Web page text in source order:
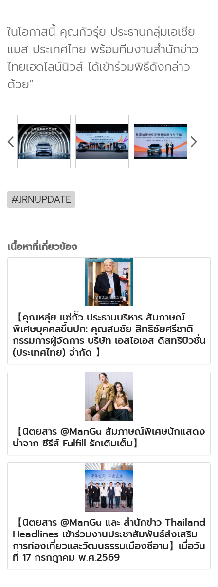
ในโอกาสนี้ คุณกัวรุ่ย ประธานกลุ่มเอเชีย
แมส ประเทศไทย พร้อมทีมงานสำนักข่าว
ไทยเฮดไลน์นิวส์ ได้เข้าร่วมพิธีดังกล่าว
ด้วย”
#JRNUPDATE
เนื้อหาที่เกี่ยวข้อง
【คุณหลุ่ย แซ่กั๊ว ประธานบริหาร สัมภาษณ์
พิเศษบุคคลขึ้นปก: คุณสมชัย สิทธิชัยศรีชาติ
กรรมการผู้จัดการ บริษัท เอสไอเอส ดิสทริบิวชั่น
(ประเทศไทย) จำกัด 】
【นิตยสาร @ManGu สัมภาษณ์พิเศษนักแสดง
นำจาก ซีรีส์ Fulfill รักเติมเต็ม】
【นิตยสาร @ManGu และ สำนักข่าว Thailand
Headlines เข้าร่วมงานประชาสัมพันธ์ส่งเสริม
การท่องเที่ยวและวัฒนธรรมเมืองซีอาน】เมื่อวัน
ที่ 17 กรกฎาคม พ.ศ.2569